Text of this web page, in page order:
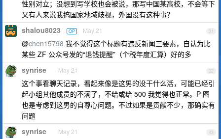
性别对立；没想到写学校也会被说，那写中国某高校，不会等下
又有人来说我搞国家地域歧视，外国没有这种事？
31
shalou8023 OP May 21
@chen15798 我不觉得这个标题有违反新闻三要素，自认为比
某些 ZF 公众号发的“退钱提醒”（个税年度汇算）好的多
32
synrise May 21
这个事看聊天记录，看起来像是这男的没干什么活，可能已经引
起小组其他成员的不满了，不给或给 500 我觉得也正常。P 图
也是考虑到这男的自尊心问题。不过如果是贡献不少，那确实有
问题
33
synrise May 21